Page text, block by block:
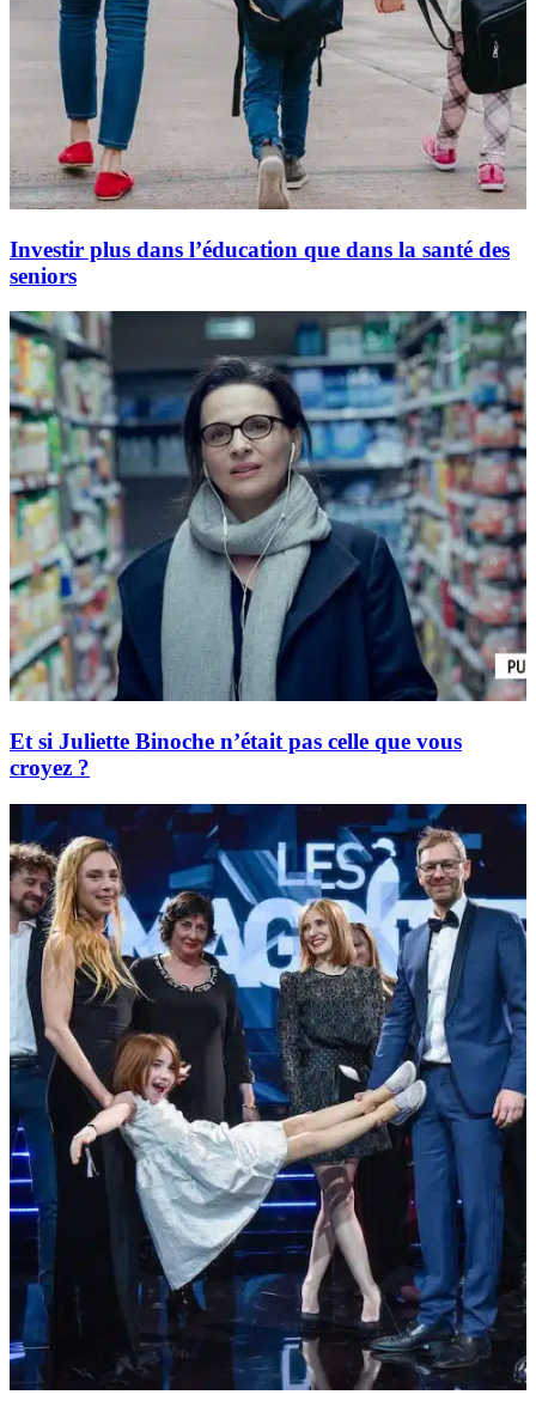
Investir plus dans l’éducation que dans la santé des
seniors
Et si Juliette Binoche n’était pas celle que vous
croyez ?